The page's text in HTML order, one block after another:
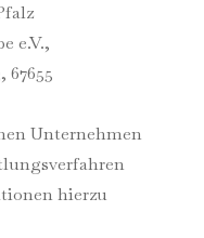
e.V.,
67655
Unternehmen
hierzu